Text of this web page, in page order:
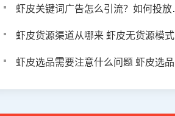
虾皮关键词广告怎么引流？如何投放广告关键词
虾皮货源渠道从哪来 虾皮无货源模式优势有哪些
虾皮选品需要注意什么问题 虾皮选品注意事项